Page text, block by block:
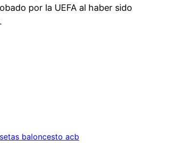
por la UEFA al haber sido
baloncesto acb